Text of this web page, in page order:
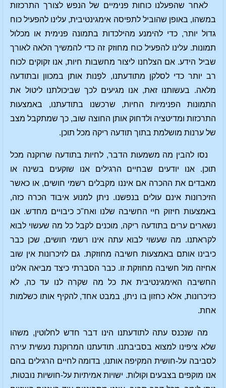
לאחר שהפעלנו כוחות פנימיים של הנפש לצורך התרכזות
במשהו, באופן שהוביל לתפיסה אימגינטיבית, עלינו להפעיל כוח
גדול יותר, כדי להימנע מהילכדות בתמונה פנימית או מכלול
תמונות. עלינו להפעיל כוח מחוזק זה כדי להמשיך הלאה לאורך
שביל הידע. אם הצלחנו ליצור מחשבות חיות, אנו זקוקים לכוח
רב יותר כדי לסלקן מתודעתנו, לפַנות אותן במכוון ובתודעה
מלאה. בעשותנו זאת, אנו מגיעים לכך שביכולתנו ליטול את
התמונות הפנימיות החיות, שרכשנו בתודעתנו, באמצעות
התרכזות ומדיטציה ולדחוק אותן החוצה שוב, כך שמתקבל מצב
של ערנות מושלמת בתוך תודעה ריקה מכל תוכן.
נסו להבין מה משמעות הדבר, לחיות בתודעה שרוקנה מכל
תוכן. אנו יודעים שבחיים הרגילים אנו שוקעים בשינה או
מאבדים את ההכרה אם איננו מקבלים רשמי חושים, או כאשר
הזיכרונות אינם עולים בנפשנו. ניתן למנוע איבוד הכרה כזה,
באמצעות חיזוק חיי החשיבה שלנו ואח"כ כיבויים מחדש. אנו
נשארים ערים בתודעה ריקה, מוכנים לקבל כל מה שעשוי לבוא
לקראתנו. מה שעשוי לבוא עתה אינו רשמי חושים, שכן כבר
כיבינו אותם באמצעות חשיבה מחוזקת. גם לזיכרונות אין שוב
אחיזה מול חשיבה מחוזקת זו. כבר הסברתי כיצד מביאה אלינו
החשיבה האימגינטיבית את כל מה שקרה לנו עד כה, לא
כזיכרונות, אלא כחזון בו ניתן, במבט אחד, להקיף אותו כשלמות
אחת.
מה שנכנס עתה לתודעתנו הינו דבר חדש לחלוטין, משהו
שלא ציפינו למצוא בסביבתנו. תודעתנו המרוקנת נעשית עירה
לסביבה על-חושית המקיפה אותנו, בדומה לחיים הרגילים בהם
אנו מוקפים בצבעים וקולות. ישויות אמיתיות על-חושיות נובטות,